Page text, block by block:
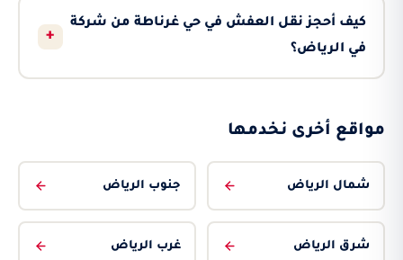
كيف أحجز نقل العفش في حي غرناطة من شركة
في الرياض؟
+
مواقع أخرى نخدمها
شمال الرياض جنوب الرياض
شرق الرياض غرب الرياض